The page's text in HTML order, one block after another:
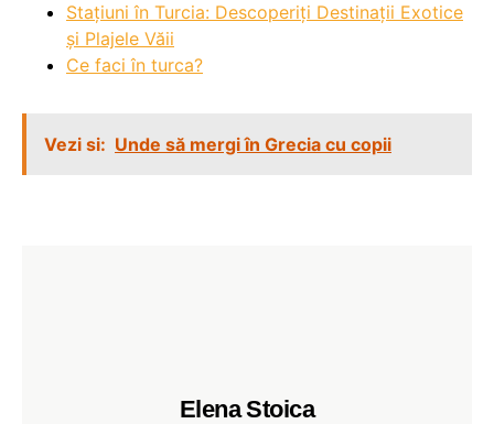
Stațiuni în Turcia: Descoperiți Destinații Exotice
și Plajele Văii
Ce faci în turca?
Vezi si: Unde să mergi în Grecia cu copii
Elena Stoica